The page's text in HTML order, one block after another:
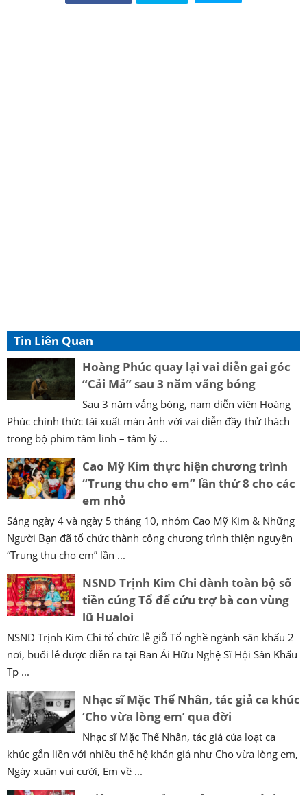
Tin Liên Quan
Hoàng Phúc quay lại vai diễn gai góc
“Cải Mả” sau 3 năm vắng bóng
Sau 3 năm vắng bóng, nam diễn viên Hoàng
Phúc chính thức tái xuất màn ảnh với vai diễn đầy thử thách
trong bộ phim tâm linh – tâm lý ...
Cao Mỹ Kim thực hiện chương trình
“Trung thu cho em” lần thứ 8 cho các
em nhỏ
Sáng ngày 4 và ngày 5 tháng 10, nhóm Cao Mỹ Kim & Những
Người Bạn đã tổ chức thành công chương trình thiện nguyện
“Trung thu cho em” lần ...
NSND Trịnh Kim Chi dành toàn bộ số
tiền cúng Tổ để cứu trợ bà con vùng
lũ Hualoi
NSND Trịnh Kim Chi tổ chức lễ giỗ Tổ nghề ngành sân khấu 2
nơi, buổi lễ được diễn ra tại Ban Ái Hữu Nghệ Sĩ Hội Sân Khấu
Tp ...
Nhạc sĩ Mặc Thế Nhân, tác giả ca khúc
‘Cho vừa lòng em’ qua đời
Nhạc sĩ Mặc Thế Nhân, tác giả của loạt ca
khúc gắn liền với nhiều thế hệ khán giả như Cho vừa lòng em,
Ngày xuân vui cưới, Em về ...